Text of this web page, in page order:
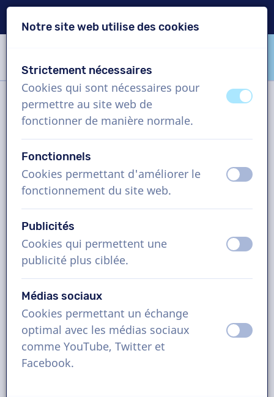
VoiceProductions
Filtre
Projet
Comédiens voix off en Flamand,
vidéo d'entreprise, homme et
femme
Réservez la voix off flamande idéale en
quelques clics ou demandez une démo
gratuite. La plupart des voix off livrent en
moins de 24 heures. Une fois votre
Notre site web utilise des cookies
Strictement nécessaires
Cookies qui sont nécessaires pour
permettre au site web de
fonctionner de manière normale.
éteint
Fonctionnels
Cookies permettant d'améliorer le
fonctionnement du site web.
éteint
Publicités
Cookies qui permettent une
publicité plus ciblée.
éteint
Médias sociaux
Cookies permettant un échange
optimal avec les médias sociaux
comme YouTube, Twitter et
Facebook.
éteint